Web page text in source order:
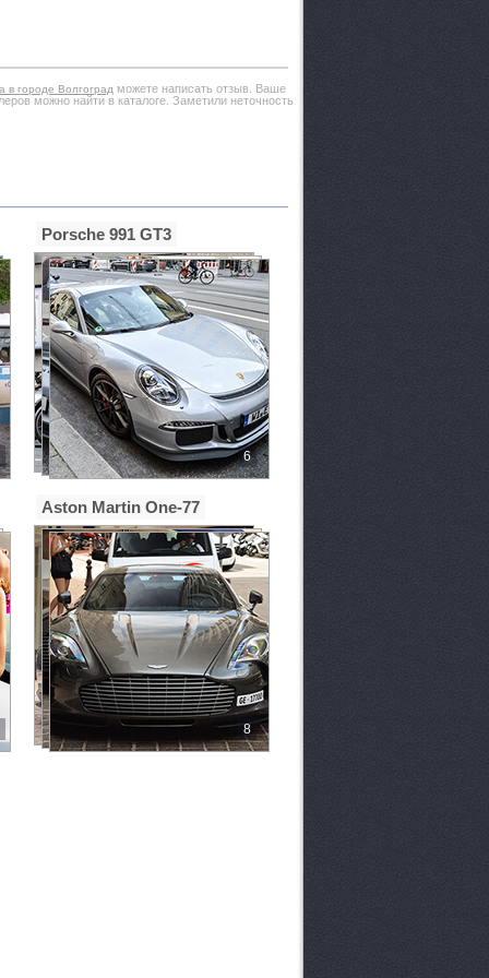
в городе Волгоград можете написать отзыв. Ваше
можно найти в каталоге. Заметили неточность
6
Porsche 991 GT3
8
Aston Martin One-77